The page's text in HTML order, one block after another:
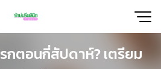
กตอนกี่สัปดาห์? เตรียม